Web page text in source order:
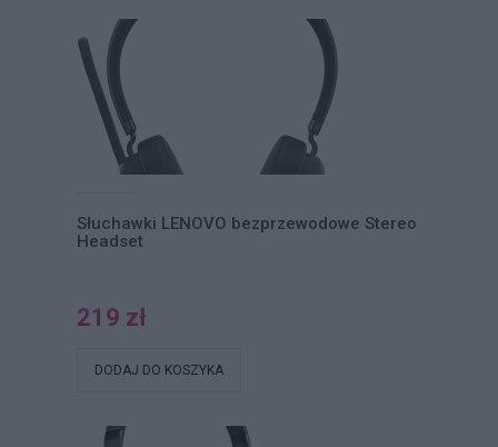
Słuchawki LENOVO bezprzewodowe Stereo
Headset
219 zł
DODAJ DO KOSZYKA